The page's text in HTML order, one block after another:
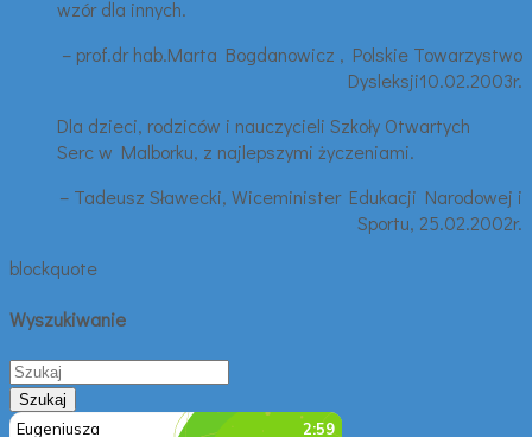
wzór dla innych.
– prof.dr hab.Marta Bogdanowicz , Polskie Towarzystwo
Dysleksji10.02.2003r.
Dla dzieci, rodziców i nauczycieli Szkoły Otwartych
Serc w Malborku, z najlepszymi życzeniami.
– Tadeusz Sławecki, Wiceminister Edukacji Narodowej i
Sportu, 25.02.2002r.
blockquote
Wyszukiwanie